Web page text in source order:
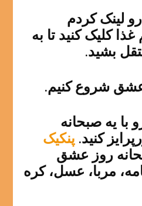
لینک کردم
کلیک کنید تا به
بشید.
عشق شروع کنیم.
با یه صبحانه
کنید.پنکیک
روز عشق
مربا، عسل، کره